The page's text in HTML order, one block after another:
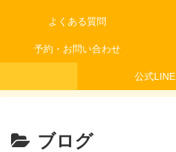
よくある質問
予約・お問い合わせ
公式LINE
ブログ